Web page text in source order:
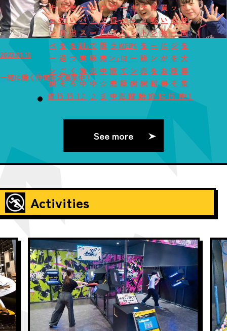
キ
ャ
ン
ペ
ー
ン
開
催！
高
の1
日
を
過
ご
そ
う！
思
い
出
を
つ
く
ろ
う！
ー
パ
ス
割」
実
施
中
♪
ビ
ュ
ー
で
販
売
中
♪
ケ
ッ
ト」
販
売
中
☆
彡
超
得
プ
ラ
ン」！
販
売
中
ー
パ
ス」
WEB
に
て
販
売！
キ
ャ
ン
ペ
ー
ン
開
催！
ケ
ッ
ト
を
販
売
開
始！
体
験
シ
ー
ン
を
紹
介！
買
い
物
に
が
お
得
に！
ッ
セ
ー
ジ
を
残
そ
う！
く
仲
間
を
大
募
集
中！
2023.01.16
一緒に働く仲間を大募集中！
See more
Activities